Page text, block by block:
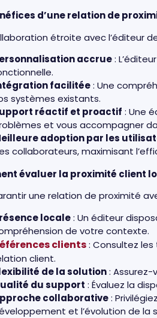
d’une relation de
étroite avec l’éditeur
accrue:
facilitée: Une
systèmes existants.
réactif et proactif : Une
et vous accompagner
adoption par les
collaborateurs, maximisant
évaluer la proximité client
une relation de proximité
locale: Un éditeur
de votre contexte.
clients: Consultez
client.
de la solution: Assurez-
du support : Évaluez la
collaborative:
et l’évolution de la